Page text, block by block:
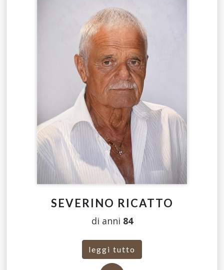
SEVERINO RICATTO
di anni 84
leggi tutto